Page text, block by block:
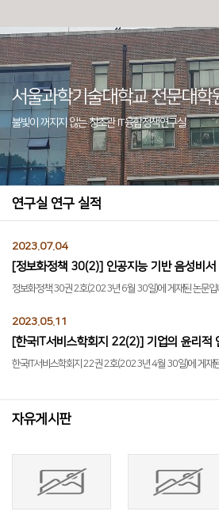
불빛이 꺼지지 않는 창조관 IT융합정책연구실
연구실 연구 실적
2023.07.04
2023.05.11
자유게시판